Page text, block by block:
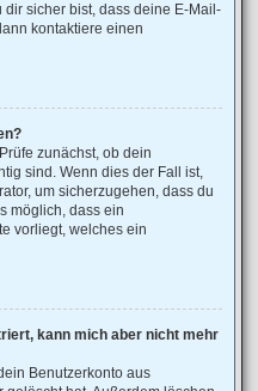
sicher bist, dass deine E-Mail-
kontaktiere einen
zunächst, ob dein
sind. Wenn dies der Fall ist,
um sicherzugehen, dass du
möglich, dass ein
vorliegt, welches ein
kann mich aber nicht mehr
Benutzerkonto aus